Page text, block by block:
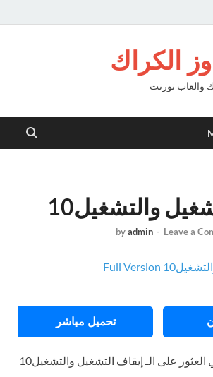
والعاب تورنت
والتشغيل10
byadmin - Leave a
تحميل مباشر
على الـ إيقاف التشغيل والتشغيل10